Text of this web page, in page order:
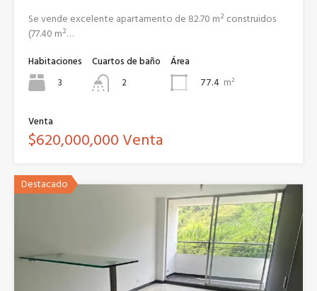
Se vende excelente apartamento de 82.70 m² construidos
(77.40 m²…
Habitaciones
3
Cuartos de baño
2
Área
77.4 m²
Venta
$620,000,000 Venta
Destacado